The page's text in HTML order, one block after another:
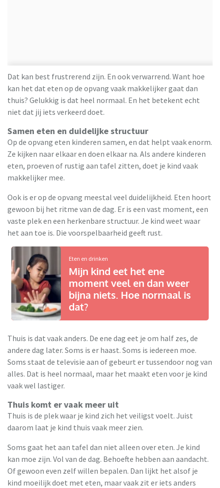
Dat kan best frustrerend zijn. En ook verwarrend. Want hoe
kan het dat eten op de opvang vaak makkelijker gaat dan
thuis? Gelukkig is dat heel normaal. En het betekent echt
niet dat jij iets verkeerd doet.
Samen eten en duidelijke structuur
Op de opvang eten kinderen samen, en dat helpt vaak enorm.
Ze kijken naar elkaar en doen elkaar na. Als andere kinderen
eten, proeven of rustig aan tafel zitten, doet je kind vaak
makkelijker mee.
Ook is er op de opvang meestal veel duidelijkheid. Eten hoort
gewoon bij het ritme van de dag. Er is een vast moment, een
vaste plek en een herkenbare structuur. Je kind weet waar
het aan toe is. Die voorspelbaarheid geeft rust.
Eten en drinken
Mijn kind eet het ene
moment veel en dan weer
bijna niets. Hoe normaal is
dat?
Thuis is dat vaak anders. De ene dag eet je om half zes, de
andere dag later. Soms is er haast. Soms is iedereen moe.
Soms staat de televisie aan of gebeurt er tussendoor nog van
alles. Dat is heel normaal, maar het maakt eten voor je kind
vaak wel lastiger.
Thuis komt er vaak meer uit
Thuis is de plek waar je kind zich het veiligst voelt. Juist
daarom laat je kind thuis vaak meer zien.
Soms gaat het aan tafel dan niet alleen over eten. Je kind
kan moe zijn. Vol van de dag. Behoefte hebben aan aandacht.
Of gewoon even zelf willen bepalen. Dan lijkt het alsof je
kind moeilijk doet met eten, maar vaak zit er iets anders